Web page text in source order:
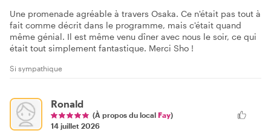
Une promenade agréable à travers Osaka. Ce n'était pas tout à
fait comme décrit dans le programme, mais c'était quand
même génial. Il est même venu dîner avec nous le soir, ce qui
était tout simplement fantastique. Merci Sho !
Si sympathique
Ronald
(À propos du local Fay)
14 juillet 2026